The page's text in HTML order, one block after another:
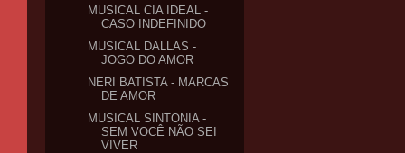
MUSICAL CIA IDEAL -
CASO INDEFINIDO
MUSICAL DALLAS -
JOGO DO AMOR
NERI BATISTA - MARCAS
DE AMOR
MUSICAL SINTONIA -
SEM VOCÊ NÃO SEI
VIVER